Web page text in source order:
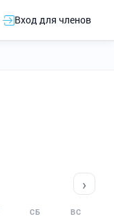
Вход для членов
›
СБ ВС